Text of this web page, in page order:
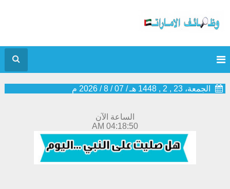
الجمعة، 23 , 2 , 1448 هـ /
07
/
8
/
2026 م
الساعة الآن
04:18:50 AM